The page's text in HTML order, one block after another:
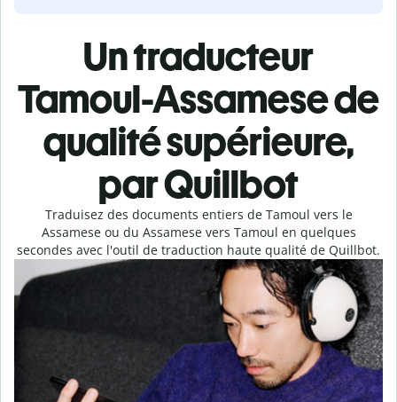
Un traducteur
Tamoul-Assamese de
qualité supérieure,
par Quillbot
Traduisez des documents entiers de Tamoul vers le
Assamese ou du Assamese vers Tamoul en quelques
secondes avec l'outil de traduction haute qualité de Quillbot.